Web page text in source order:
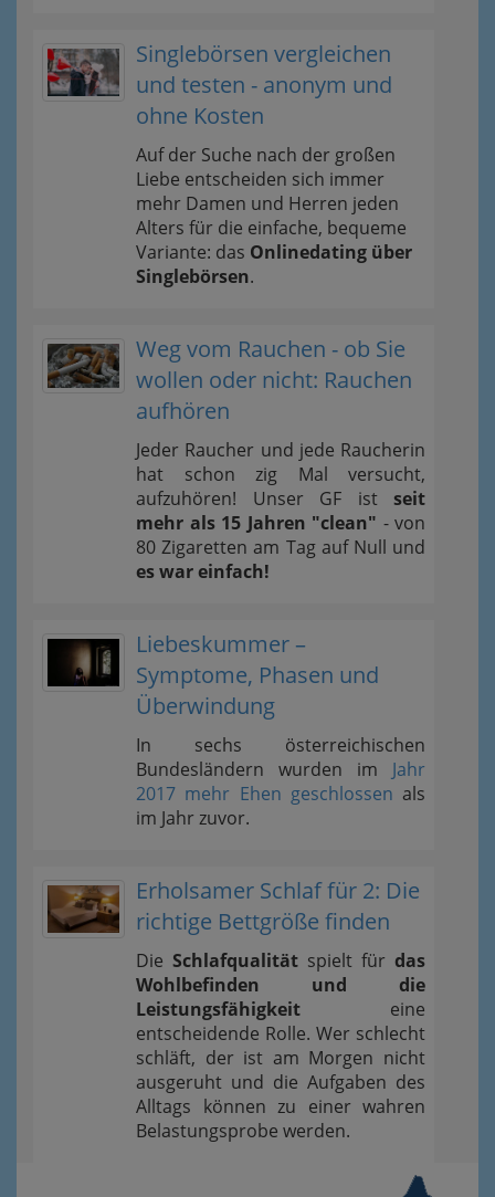
Singlebörsen vergleichen
und testen - anonym und
ohne Kosten
Auf der Suche nach der großen
Liebe entscheiden sich immer
mehr Damen und Herren jeden
Alters für die einfache, bequeme
Variante: das Onlinedating über
Singlebörsen.
Weg vom Rauchen - ob Sie
wollen oder nicht: Rauchen
aufhören
Jeder Raucher und jede Raucherin
hat schon zig Mal versucht,
aufzuhören! Unser GF ist seit
mehr als 15 Jahren "clean" - von
80 Zigaretten am Tag auf Null und
es war einfach!
Liebeskummer –
Symptome, Phasen und
Überwindung
In sechs österreichischen
Bundesländern wurden im Jahr
2017 mehr Ehen geschlossen als
im Jahr zuvor.
Erholsamer Schlaf für 2: Die
richtige Bettgröße finden
Die Schlafqualität spielt für das
Wohlbefinden und die
Leistungsfähigkeit eine
entscheidende Rolle. Wer schlecht
schläft, der ist am Morgen nicht
ausgeruht und die Aufgaben des
Alltags können zu einer wahren
Belastungsprobe werden.